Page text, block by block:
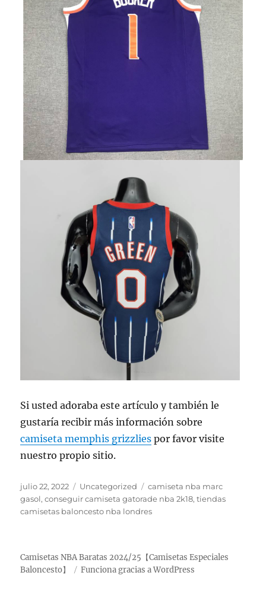
Si usted adoraba este artículo y también le
gustaría recibir más información sobre
camiseta memphis grizzlies por favor visite
nuestro propio sitio.
Publicado
el
julio 22, 2022 Categorías
Uncategorized Etiquetas
camiseta nba marc
gasol,conseguir camiseta gatorade nba 2k18,tiendas
camisetas baloncesto nba londres
Camisetas NBA Baratas 2024/25【Camisetas Especiales
Baloncesto】
Funciona gracias a WordPress